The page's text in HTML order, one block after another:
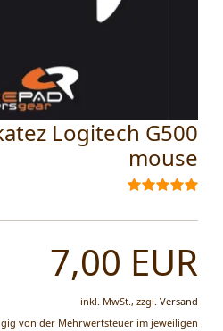
Logitech G500
mouse
7,00 EUR
inkl. MwSt., zzgl. Versand
von der Mehrwertsteuer im jeweiligen